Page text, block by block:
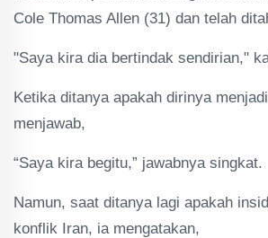
Cole Thomas Allen (31) dan telah
"Saya kira dia bertindak sendirian,"
Ketika ditanya apakah dirinya
menjawab,
“Saya kira begitu,” jawabnya singkat.
Namun, saat ditanya lagi apakah
konflik Iran, ia mengatakan,